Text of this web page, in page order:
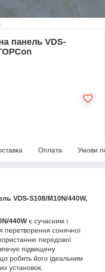
панель VDS-
Оплата Умови
VDS-S108/M10N/440W,
440W є сучасним і
перетворення сонячної
передової
підвищену
що робить його ідеальним
установок.